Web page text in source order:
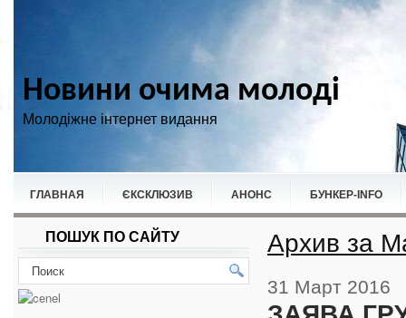
Новини очима молоді
Молодіжне інтернет видання
ГЛАВНАЯ ЄКСКЛЮЗИВ АНОНС БУНКЕР-ІNFO
НОВИНИ СПОРТ
ПОШУК ПО САЙТУ Архив за
31 Март 2016